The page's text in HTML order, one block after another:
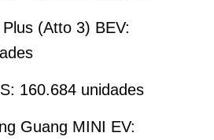
(Atto 3) BEV:
160.684 unidades
Guang MINI EV: